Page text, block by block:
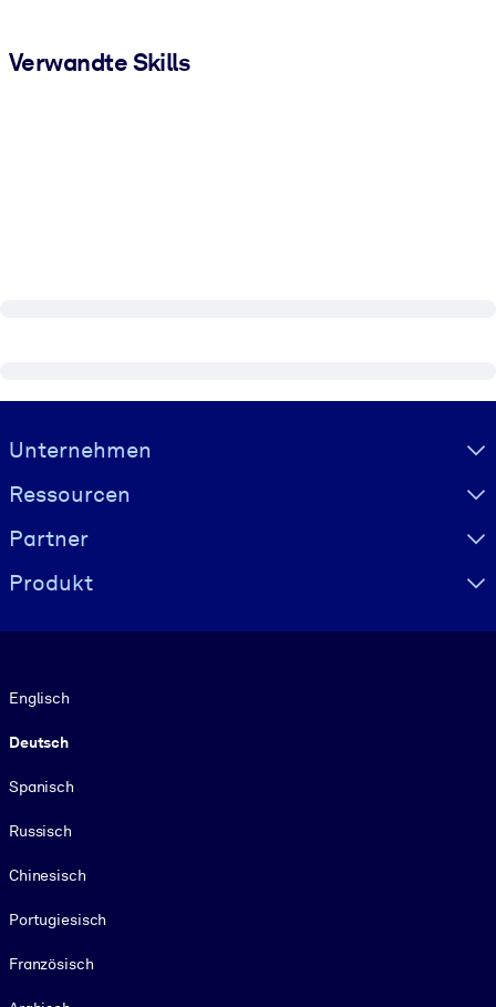
Verwandte Skills
Visually hidden Text
Unternehmen
Ressourcen
Partner
Produkt
Englisch
Deutsch
Spanisch
Russisch
Chinesisch
Portugiesisch
Französisch